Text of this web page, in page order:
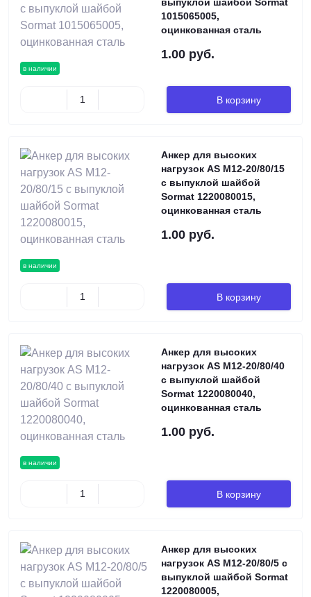
в наличии
1015065005,
оцинкованная сталь
1.00 руб.
В корзину
в наличии
Анкер для высоких
нагрузок AS М12-20/80/15
с выпуклой шайбой
Sormat 1220080015,
оцинкованная сталь
1.00 руб.
В корзину
в наличии
Анкер для высоких
нагрузок AS М12-20/80/40
с выпуклой шайбой
Sormat 1220080040,
оцинкованная сталь
1.00 руб.
В корзину
Анкер для высоких
нагрузок AS М12-20/80/5 с
выпуклой шайбой Sormat
1220080005,